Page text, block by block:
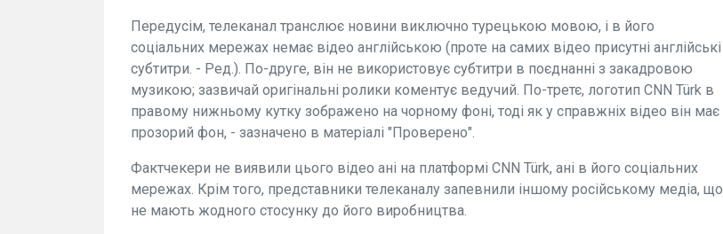
Передусім, телеканал транслює новини виключно турецькою мовою, і в його
соціальних мережах немає відео англійською (проте на самих відео присутні англійські
субтитри. - Ред.). По-друге, він не використовує субтитри в поєднанні з закадровою
музикою; зазвичай оригінальні ролики коментує ведучий. По-третє, логотип CNN Türk в
правому нижньому кутку зображено на чорному фоні, тоді як у справжніх відео він має
прозорий фон, - зазначено в матеріалі "Проверено".
Фактчекери не виявили цього відео ані на платформі CNN Türk, ані в його соціальних
мережах. Крім того, представники телеканалу запевнили іншому російському медіа, що
не мають жодного стосунку до його виробництва.